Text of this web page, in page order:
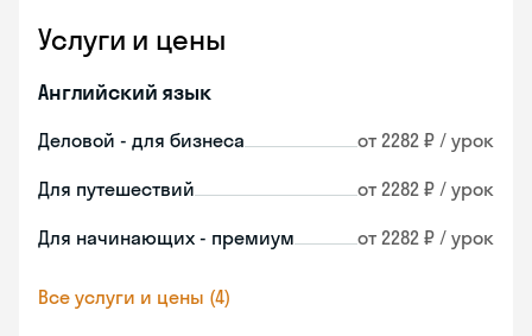
Услуги и цены
Английский язык
Деловой - для бизнеса от 2282 ₽ / урок
Для путешествий от 2282 ₽ / урок
Для начинающих - премиум от 2282 ₽ / урок
Все услуги и цены (4)